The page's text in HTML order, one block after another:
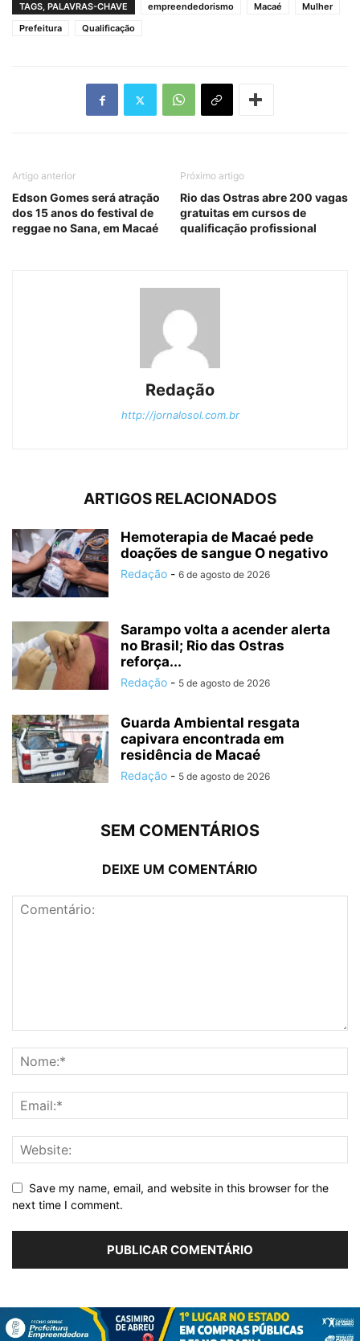
TAGS, PALAVRAS-CHAVE empreendedorismo Macaé
Mulher
Prefeitura
Qualificação
Artigo anterior
Edson Gomes será atração
dos 15 anos do festival de
reggae no Sana, em Macaé
Próximo artigo
Rio das Ostras abre 200 vagas
gratuitas em cursos de
qualificação profissional
Redação
http://jornalosol.com.br
ARTIGOS RELACIONADOS
Hemoterapia de Macaé pede
doações de sangue O negativo
Redação - 6 de agosto de 2026
Sarampo volta a acender alerta
no Brasil; Rio das Ostras
reforça...
Redação - 5 de agosto de 2026
Guarda Ambiental resgata
capivara encontrada em
residência de Macaé
Redação - 5 de agosto de 2026
SEM COMENTÁRIOS
DEIXE UM COMENTÁRIO
Save my name, email, and website in this browser for the
next time I comment.